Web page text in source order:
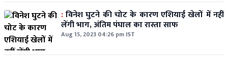
:विनेश घुटने की चोट के कारण एशियाई खेलों में नहीं
लेंगी भाग, अंतिम पंघाल का रास्ता साफ
Aug 15, 2023 04:26 pm IST